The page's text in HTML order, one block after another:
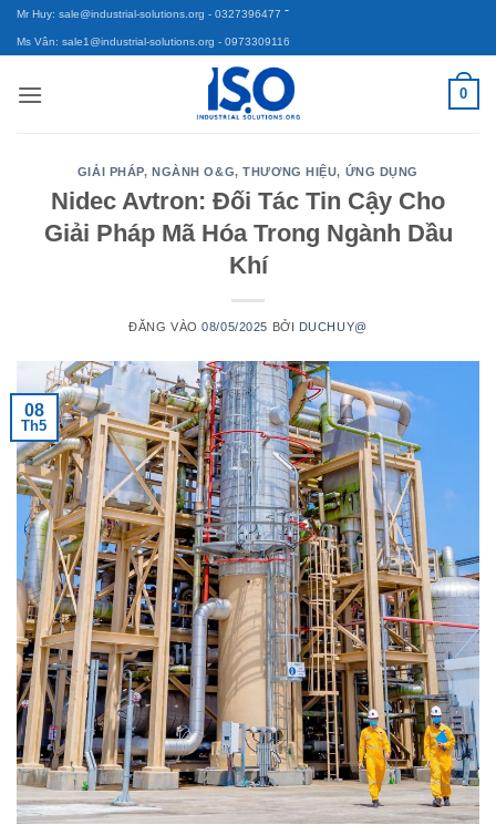
Bỏ
qua
dung
Mr Huy: sale@industrial-solutions.org - 0327396477 -
Ms Vân: sale1@industrial-solutions.org - 0973309116
0
GIẢI PHÁP,NGÀNH O&G,THƯƠNG HIỆU, ỨNG DỤNG
Nidec Avtron: Đối Tác Tin Cậy Cho
Giải Pháp Mã Hóa Trong Ngành Dầu
Khí
ĐĂNG VÀO08/05/2025 BỞI DUCHUY@
08
Th5